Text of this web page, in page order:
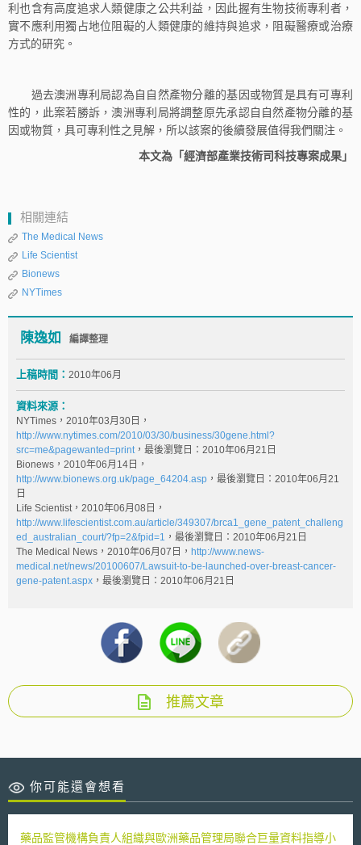
利也含有高度追求人類健康之公共利益，因此握有生物技術專利者，
實不應利用獨占地位阻礙的人類健康的維持與追求，阻礙醫療或治療
方式的研究。
過去澳洲專利局認為自自然產物分離的基因或物質是具有可專利
性的，此案若勝訴，澳洲專利局將調整原先承認自自然產物分離的基
因或物質，具可專利性之見解，所以該案的後續發展值得我們關注。
本文為「經濟部產業技術司科技專案成果」
相關連結
The Medical News
Life Scientist
Bionews
NYTimes
陳逸如 編譯整理
上稿時間： 2010年06月
資料來源：
NYTimes，2010年03月30日，
http://www.nytimes.com/2010/03/30/business/30gene.html?
src=me&pagewanted=print，最後瀏覽日：2010年06月21日
Bionews，2010年06月14日，
http://www.bionews.org.uk/page_64204.asp ，最後瀏覽日：2010年06月21
日
Life Scientist，2010年06月08日，
http://www.lifescientist.com.au/article/349307/brca1_gene_patent_challeng
ed_australian_court/?fp=2&fpid=1 ，最後瀏覽日：2010年06月21日
The Medical News，2010年06月07日， http://www.news-
medical.net/news/20100607/Lawsuit-to-be-launched-over-breast-cancer-
gene-patent.aspx ，最後瀏覽日：2010年06月21日
推薦文章
你可能還會想看
藥品監管機構負責人組織與歐洲藥品管理局聯合巨量資料指導小